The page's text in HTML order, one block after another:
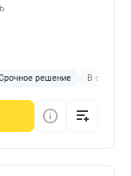
решение В